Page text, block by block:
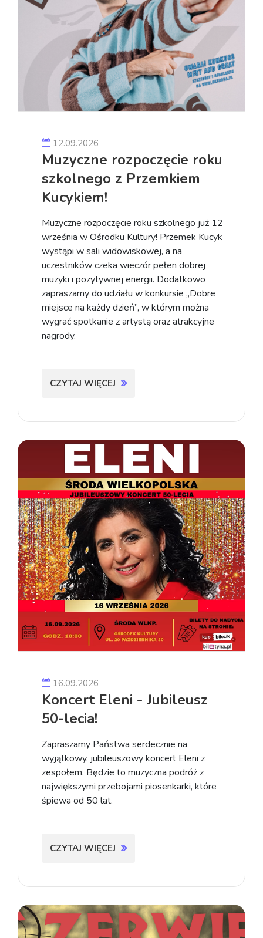
12.09.2026
Muzyczne rozpoczęcie roku
szkolnego z Przemkiem
Kucykiem!
Muzyczne rozpoczęcie roku szkolnego już 12
września w Ośrodku Kultury! Przemek Kucyk
wystąpi w sali widowiskowej, a na
uczestników czeka wieczór pełen dobrej
muzyki i pozytywnej energii. Dodatkowo
zapraszamy do udziału w konkursie „Dobre
miejsce na każdy dzień”, w którym można
wygrać spotkanie z artystą oraz atrakcyjne
nagrody.
CZYTAJ WIĘCEJ
16.09.2026
Koncert Eleni - Jubileusz
50-lecia!
Zapraszamy Państwa serdecznie na
wyjątkowy, jubileuszowy koncert Eleni z
zespołem. Będzie to muzyczna podróż z
największymi przebojami piosenkarki, które
śpiewa od 50 lat.
CZYTAJ WIĘCEJ